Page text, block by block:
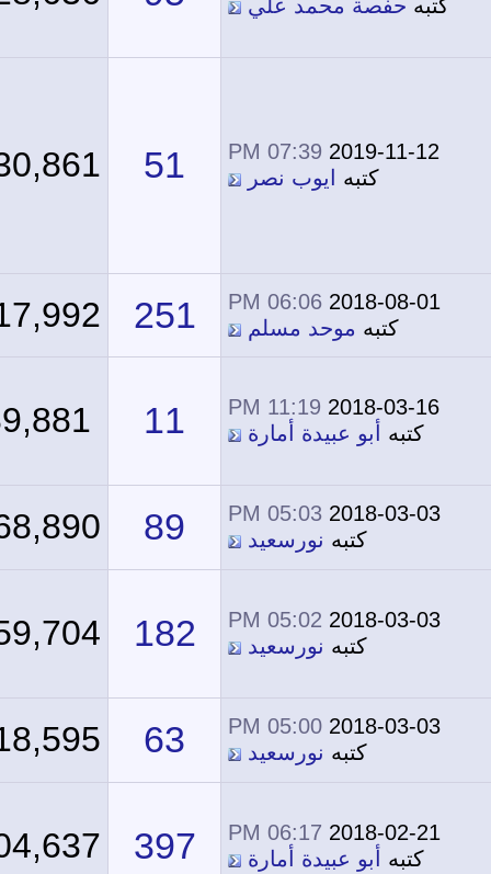
كتبهحفصة محمد علي
2019-11-12
07:39 PM
كتبهايوب نصر 51
130,861
2018-08-01
06:06 PM
كتبهموحد مسلم 251
317,992
2018-03-16
11:19 PM
كتبهأبو عبيدة أمارة 11
89,881
2018-03-03
05:03 PM
كتبهنورسعيد 89
168,890
2018-03-03
05:02 PM
كتبهنورسعيد 182
259,704
2018-03-03
05:00 PM
كتبهنورسعيد 63
118,595
2018-02-21
06:17 PM
كتبهأبو عبيدة أمارة 397
304,637